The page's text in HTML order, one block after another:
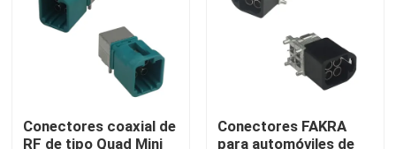
Solicitar presupuesto
Conector de FAKRA HSD
Conector del PWB de FAKRA
Conectores coaxial de
RF de tipo Quad Mini
Conectores FAKRA
para automóviles de